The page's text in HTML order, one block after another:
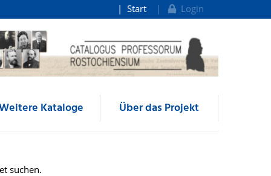
Start Login
Kataloge Über das Projekt
suchen.